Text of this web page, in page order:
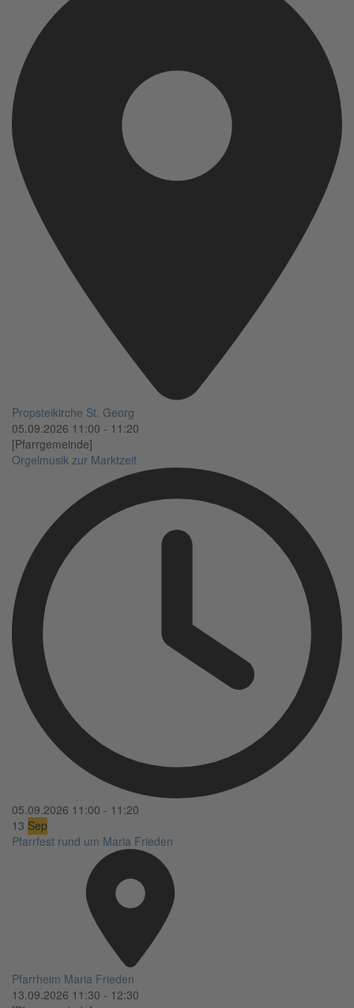
Propsteikirche St. Georg
05.09.2026 11:00 - 11:20
[Pfarrgemeinde]
Orgelmusik zur Marktzeit
05.09.2026 11:00 - 11:20
13 Sep
Pfarrfest rund um Maria Frieden
Pfarrheim Maria Frieden
13.09.2026 11:30 - 12:30